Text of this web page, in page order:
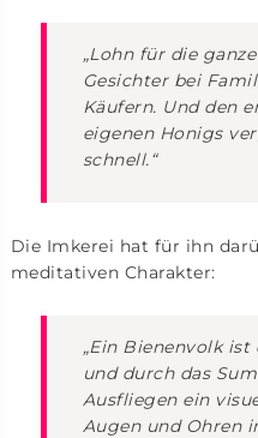
„Lohn für die
Gesichter bei
Käufern. Und den
eigenen Honigs
schnell.“
Die Imkerei hat für ihn
meditativen Charakter:
„Ein Bienenvolk
und durch das
Ausfliegen ein
Augen und Ohren